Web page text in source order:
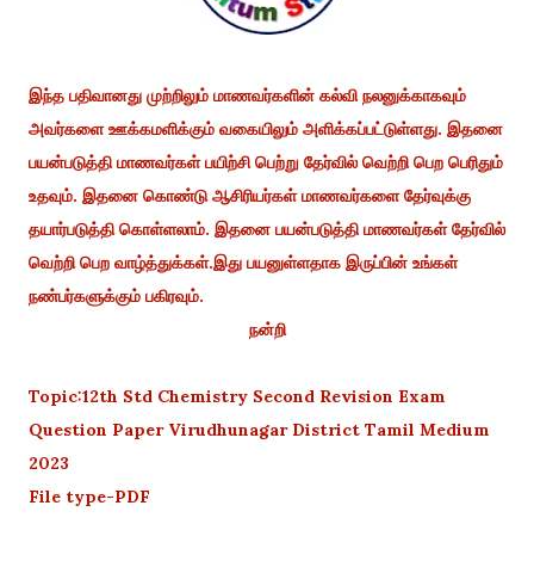
இந்த பதிவானது முற்றிலும் மாணவர்களின் கல்வி நலனுக்காகவும்
அவர்களை ஊக்கமளிக்கும் வகையிலும் அளிக்கப்பட்டுள்ளது. இதனை
பயன்படுத்தி மாணவர்கள் பயிற்சி பெற்று தேர்வில் வெற்றி பெற பெரிதும்
உதவும். இதனை கொண்டு ஆசிரியர்கள் மாணவர்களை தேர்வுக்கு
தயார்படுத்தி கொள்ளலாம். இதனை பயன்படுத்தி மாணவர்கள் தேர்வில்
வெற்றி பெற வாழ்த்துக்கள்.இது பயனுள்ளதாக இருப்பின் உங்கள்
நண்பர்களுக்கும் பகிரவும்.
நன்றி
Topic:12th Std Chemistry Second Revision Exam
Question Paper Virudhunagar District Tamil Medium
2023
File type-PDF